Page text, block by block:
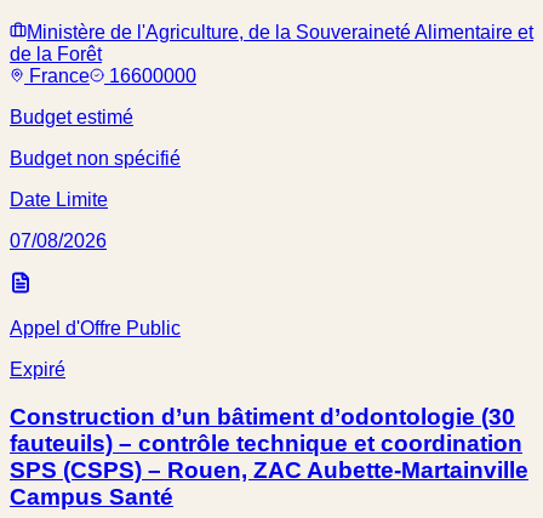
Ministère de l'Agriculture, de la Souveraineté Alimentaire et
de la Forêt
France
16600000
Budget estimé
Budget non spécifié
Date Limite
07/08/2026
Appel d'Offre Public
Expiré
Construction d’un bâtiment d’odontologie (30
fauteuils) – contrôle technique et coordination
SPS (CSPS) – Rouen, ZAC Aubette-Martainville
Campus Santé